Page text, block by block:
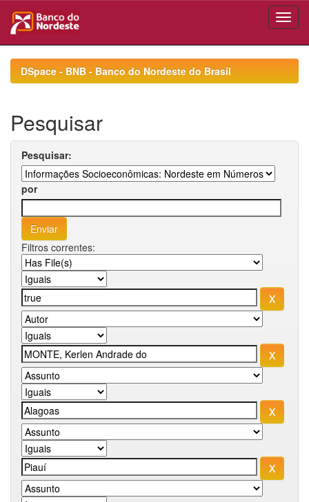
navigationDSpace - BNB - Banco do Nordeste do Brasil
Pesquisar
Pesquisar:
por
Filtros correntes: